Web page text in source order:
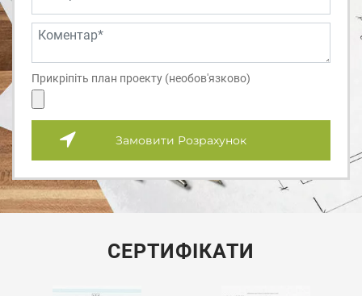
Прикріпіть план проекту (необов'язково)
Замовити Розрахунок
СЕРТИФІКАТИ